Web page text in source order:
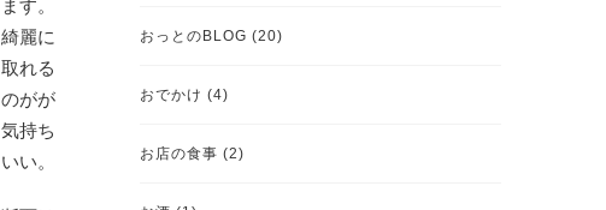
ます。
綺麗に
取れる
のがが
気持ち
いい。
おっとのBLOG (20)
おでかけ (4)
お店の食事 (2)